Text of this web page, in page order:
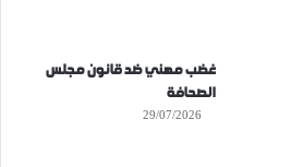
غضب مهني ضد قانون مجلس
الصحافة
29/07/2026